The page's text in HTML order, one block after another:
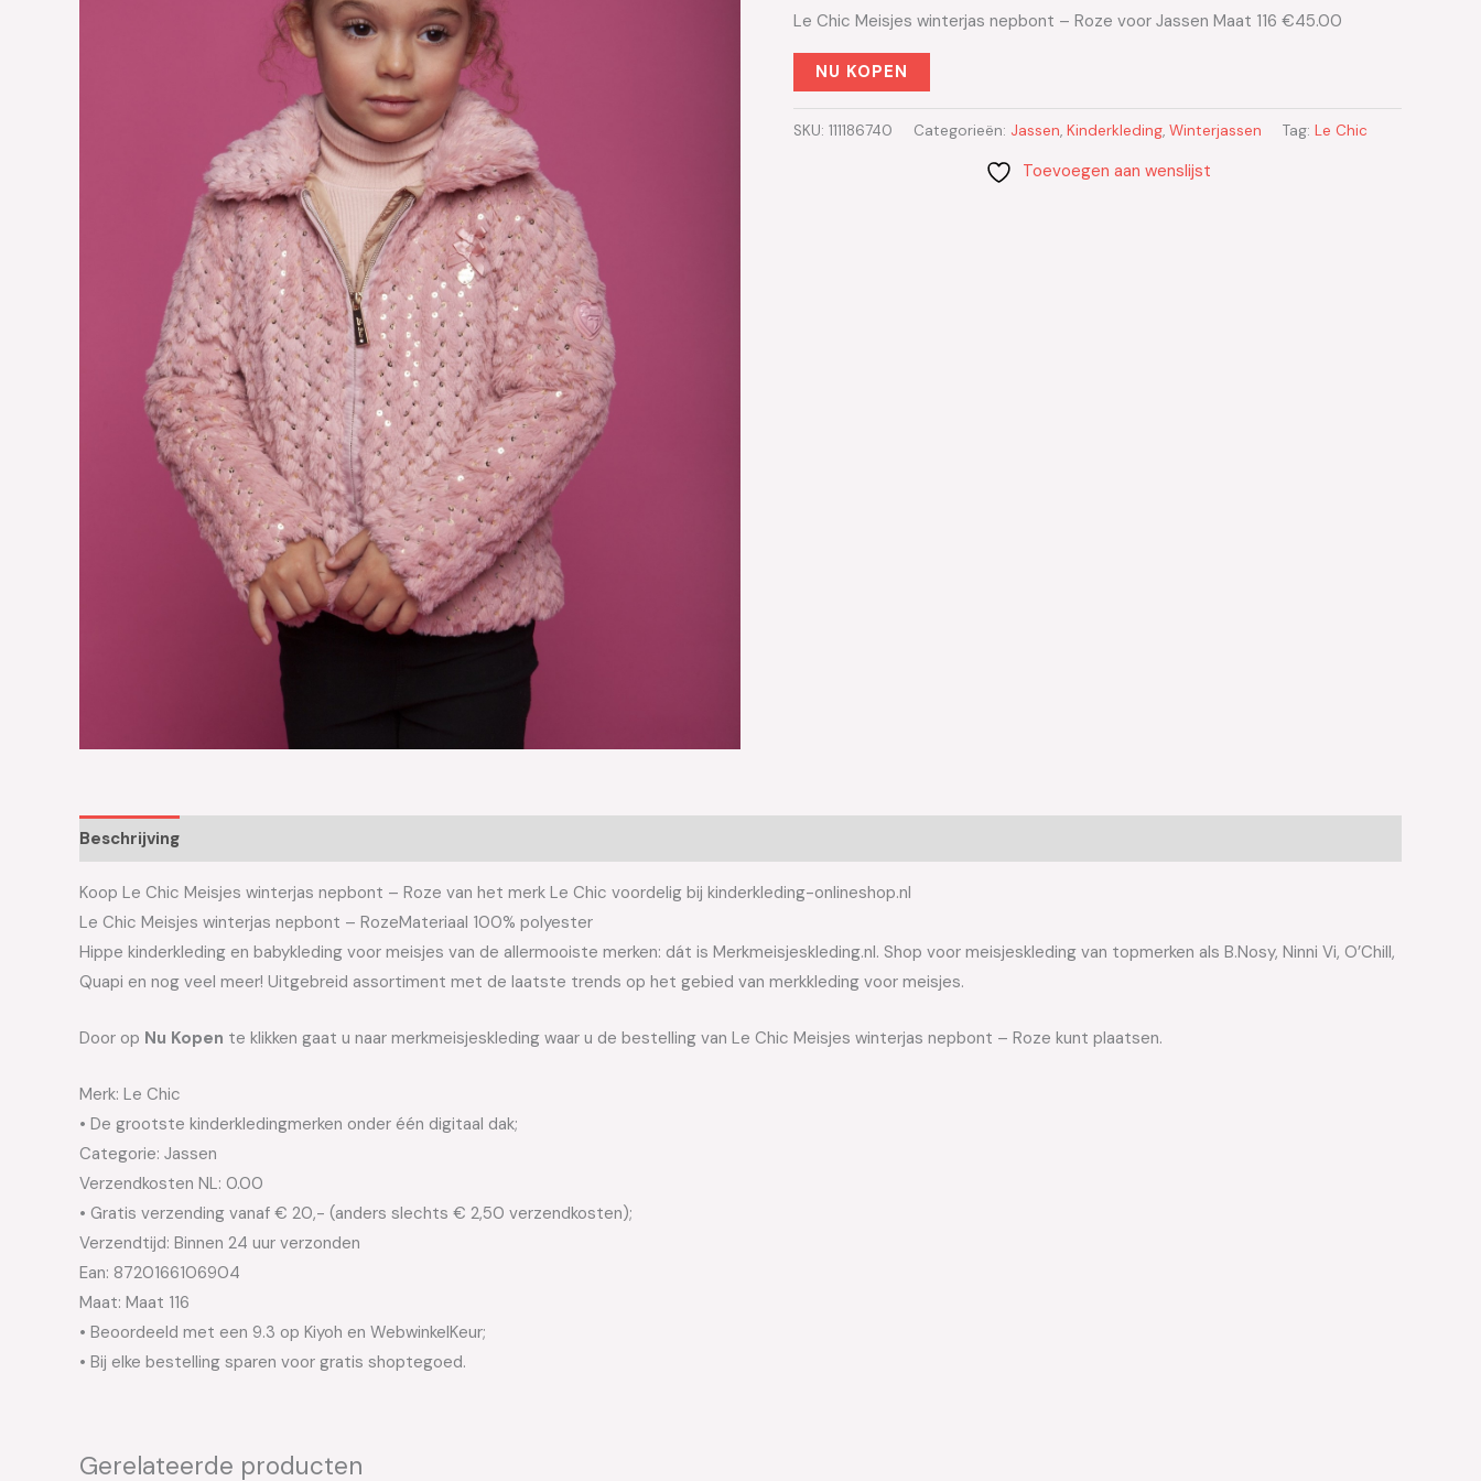
Le Chic Meisjes winterjas nepbont – Roze voor Jassen Maat 116 €45.00
NU KOPEN
SKU: 111186740 Categorieën: Jassen, Kinderkleding, Winterjassen Tag: Le Chic
Toevoegen aan wenslijst
Beschrijving
Koop Le Chic Meisjes winterjas nepbont – Roze van het merk Le Chic voordelig bij kinderkleding-onlineshop.nl
Le Chic Meisjes winterjas nepbont – RozeMateriaal 100% polyester
Hippe kinderkleding en babykleding voor meisjes van de allermooiste merken: dát is Merkmeisjeskleding.nl. Shop voor meisjeskleding van topmerken als B.Nosy, Ninni Vi, O’Chill,
Quapi en nog veel meer! Uitgebreid assortiment met de laatste trends op het gebied van merkkleding voor meisjes.
Door op Nu Kopen te klikken gaat u naar merkmeisjeskleding waar u de bestelling van Le Chic Meisjes winterjas nepbont – Roze kunt plaatsen.
Merk: Le Chic
• De grootste kinderkledingmerken onder één digitaal dak;
Categorie: Jassen
Verzendkosten NL: 0.00
• Gratis verzending vanaf € 20,- (anders slechts € 2,50 verzendkosten);
Verzendtijd: Binnen 24 uur verzonden
Ean: 8720166106904
Maat: Maat 116
• Beoordeeld met een 9.3 op Kiyoh en WebwinkelKeur;
• Bij elke bestelling sparen voor gratis shoptegoed.
Gerelateerde producten